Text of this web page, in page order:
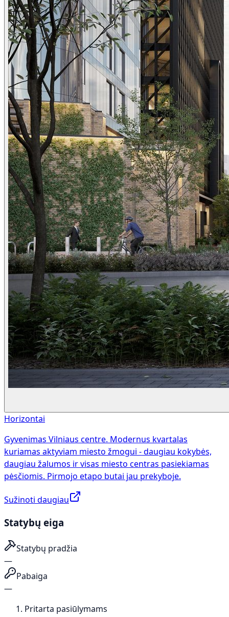
Horizontai
Gyvenimas Vilniaus centre. Modernus kvartalas
kuriamas aktyviam miesto žmogui - daugiau kokybės,
daugiau žalumos ir visas miesto centras pasiekiamas
pėsčiomis. Pirmojo etapo butai jau prekyboje.
Sužinoti daugiau
Statybų eiga
Statybų pradžia
—
Pabaiga
—
Pritarta pasiūlymams